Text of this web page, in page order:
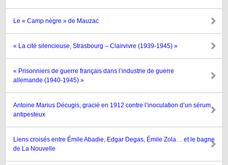
Le « Camp nègre » de Mauzac
« La cité silencieuse, Strasbourg – Clairvivre (1939-1945) »
« Prisonniers de guerre français dans l’industrie de guerre
allemande (1940-1945) »
Antoine Marius Décugis, gracié en 1912 contre l’inoculation d’un sérum
antipesteux
Liens croisés entre Émile Abadie, Edgar Degas, Émile Zola… et le bagne
de La Nouvelle